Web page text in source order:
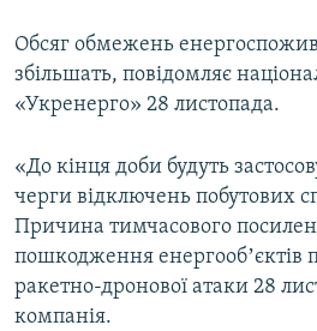
УКР
КТАТ
Усі сайти RFE/RL
Обсяг обмежень
збільшать, повідомляє
«Укренерго» 28 листопада.
«До кінця доби будуть
черги відключень побутових
Причина тимчасового
пошкодження енергообʼєктів
ракетно-дронової атаки 28
компанія.